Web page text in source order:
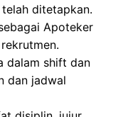
ditetapkan.
Apoteker
dalam shift dan
dan jadwal